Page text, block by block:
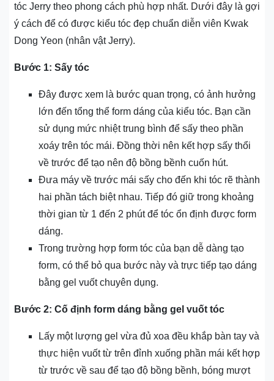
tóc Jerry theo phong cách phù hợp nhất. Dưới đây là gợi
ý cách để có được kiểu tóc đẹp chuẩn diễn viên Kwak
Dong Yeon (nhân vật Jerry).
Bước 1: Sấy tóc
Đây được xem là bước quan trọng, có ảnh hưởng
lớn đến tổng thể form dáng của kiểu tóc. Bạn cần
sử dụng mức nhiệt trung bình để sấy theo phần
xoáy trên tóc mái. Đồng thời nên kết hợp sấy thổi
về trước để tạo nên độ bồng bềnh cuốn hút.
Đưa máy về trước mái sấy cho đến khi tóc rẽ thành
hai phần tách biệt nhau. Tiếp đó giữ trong khoảng
thời gian từ 1 đến 2 phút để tóc ổn định được form
dáng.
Trong trường hợp form tóc của bạn dễ dàng tạo
form, có thể bỏ qua bước này và trực tiếp tạo dáng
bằng gel vuốt chuyên dụng.
Bước 2: Cố định form dáng bằng gel vuốt tóc
Lấy một lượng gel vừa đủ xoa đều khắp bàn tay và
thực hiện vuốt từ trên đỉnh xuống phần mái kết hợp
từ trước về sau để tạo độ bồng bềnh, bóng mượt